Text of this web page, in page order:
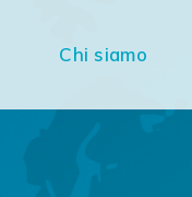
Chi siamo